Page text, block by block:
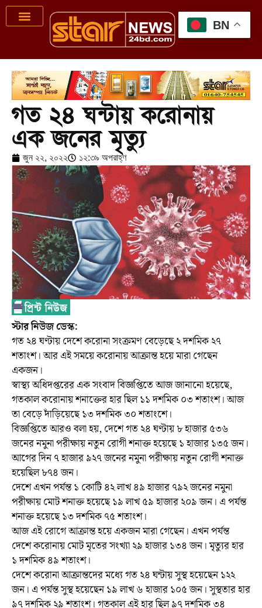
গত ২৪ ঘন্টায় করোনায়
এক জনের মৃত্যু
জুন ২২, ২০২২ ১২:৩৯ অপরাহ্ণ
স্টার নিউজ ডেস্ক:
গত ২৪ ঘণ্টায় দেশে করোনা সংক্রমণ বেড়েছে ২ দশমিক ২৭
শতাংশ। আর এই সময়ে করোনায় আক্রান্ত হয়ে মারা গেছেন
একজন।
স্বাস্থ্য অধিদপ্তরের এক সংবাদ বিজ্ঞপ্তিতে আজ জানানো হয়েছে,
গতকাল করোনায় শনাক্তের হার ছিল ১১ দশমিক ০৩ শতাংশ। আজ
তা বেড়ে দাঁড়িয়েছে ১৩ দশমিক ৩০ শতাংশে।
বিজ্ঞপ্তিতে আরও বলা হয়, দেশে গত ২৪ ঘণ্টায় ৮ হাজার ৫৩৬
জনের নমুনা পরীক্ষায় নতুন রোগী শনাক্ত হয়েছে ১ হাজার ১৩৫ জন।
আগের দিন ৭ হাজার ৯২৭ জনের নমুনা পরীক্ষায় নতুন রোগী শনাক্ত
হয়েছিল ৮৭৪ জন।
দেশে এখন পর্যন্ত ১ কোটি ৪২ লাখ ৪৯ হাজার ৭৯২ জনের নমুনা
পরীক্ষায় মোট শনাক্ত হয়েছে ১৯ লাখ ৫৯ হাজার ২০৯ জন। এ পর্যন্ত
শনাক্ত হয়েছে ১৩ দশমিক ৭৫ শতাংশ।
আজ এই রোগে আক্রান্ত হয়ে একজন মারা গেছেন। এখন পর্যন্ত
দেশে করোনায় মোট মৃতের সংখ্যা ২৯ হাজার ১৩৪ জন। মৃত্যুর হার
১ দশমিক ৪৯ শতাংশ।
দেশে করোনা আক্রান্তদের মধ্যে গত ২৪ ঘন্টায় সুস্থ হয়েছেন ১২২
জন। এ পর্যন্ত সুস্থ হয়েছেন ১৯ লাখ ৬ হাজার ১০৫ জন। সুস্থতার হার
৯৭ দশমিক ২৯ শতাংশ। গতকাল এই হার ছিল ৯৭ দশমিক ৩৪
BN